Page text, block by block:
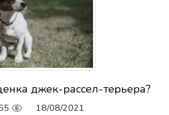
джек-рассел-терьера?
18/08/2021